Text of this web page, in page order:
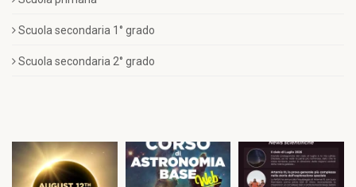
Scuola secondaria 1° grado
Scuola secondaria 2° grado